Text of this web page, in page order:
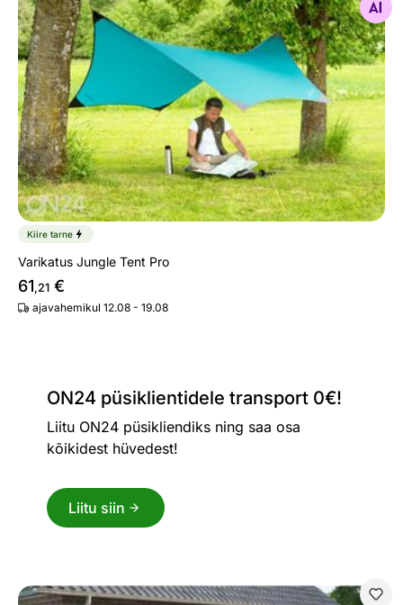
Otsi sarnaseid
Kiire tarne
Varikatus Jungle Tent Pro
61,21 €
ajavahemikul 12.08 - 19.08
ON24 püsiklientidele transport 0€!
Liitu ON24 püsikliendiks ning saa osa
kõikidest hüvedest!
Liitu siin